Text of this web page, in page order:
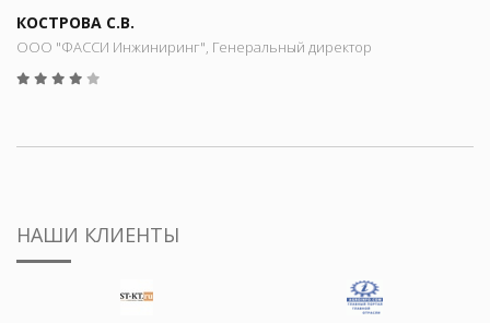
КОСТРОВА С.В.
ООО "ФАССИ Инжиниринг", Генеральный директор
НАШИ КЛИЕНТЫ